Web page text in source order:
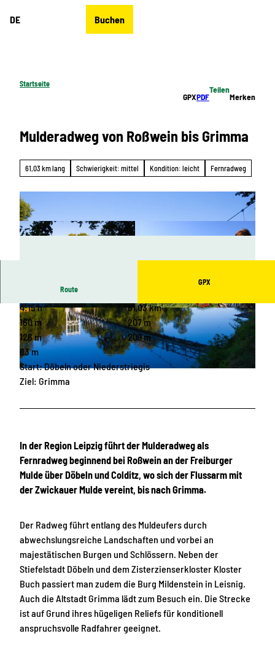
DE Buchen
Startseite
GPXPDF
Teilen
Merken
Mulderadweg von Roßwein bis Grimma
61,03 km lang Schwierigkeit: mittel Kondition: leicht Fernradweg
© Alexander Klich © Kati Lange, LTM GmbH
Route
GPX
4:15 h
61,03 km
160 m
207 m
126 m
209 m
83 m
Start: Döbeln oder Niederstriegis
Ziel: Grimma
In der Region Leipzig führt der Mulderadweg als
Fernradweg beginnend bei Roßwein an der Freiburger
Mulde über Döbeln und Colditz, wo sich der Flussarm mit
der Zwickauer Mulde vereint, bis nach Grimma.
Der Radweg führt entlang des Muldeufers durch
abwechslungsreiche Landschaften und vorbei an
majestätischen Burgen und Schlössern. Neben der
Stiefelstadt Döbeln und dem Zisterzienserkloster Kloster
Buch passiert man zudem die Burg Mildenstein in Leisnig.
Auch die Altstadt Grimma lädt zum Besuch ein. Die Strecke
ist auf Grund ihres hügeligen Reliefs für konditionell
anspruchsvolle Radfahrer geeignet.